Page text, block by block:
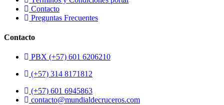
Contacto
Preguntas Frecuentes
Contacto
PBX (+57) 601 6206210
(+57) 314 8171812
(+57) 601 6945863
contacto@mundialdecruceros.com